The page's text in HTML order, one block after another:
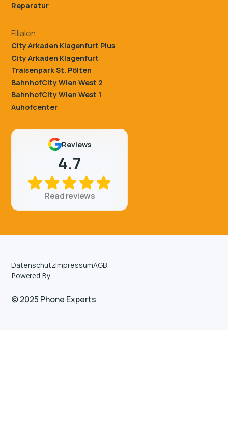
Reparatur
Filialen
City Arkaden Klagenfurt Plus
City Arkaden Klagenfurt
Traisenpark St. Pölten
BahnhofCity Wien West 2
BahnhofCity Wien West 1
Auhofcenter
Reviews
4.7
Read reviews
© 2025 Phone Experts
Powered By
DatenschutzImpressumAGB